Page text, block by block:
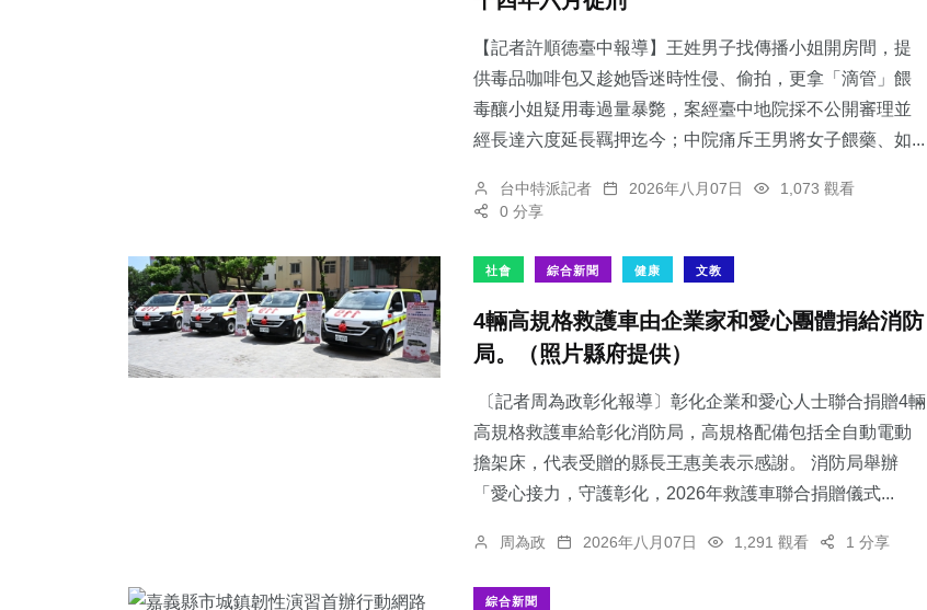
【記者許順德臺中報導】王姓男子找傳播小姐開房間，提
供毒品咖啡包又趁她昏迷時性侵、偷拍，更拿「滴管」餵
毒釀小姐疑用毒過量暴斃，案經臺中地院採不公開審理並
經長達六度延長羈押迄今；中院痛斥王男將女子餵藥、如...
台中特派記者 2026年八月07日
1,073 觀看
0 分享
社會 綜合新聞 健康 文教
4輛高規格救護車由企業家和愛心團體捐給消防
局。（照片縣府提供）
〔記者周為政彰化報導〕彰化企業和愛心人士聯合捐贈4輛
高規格救護車給彰化消防局，高規格配備包括全自動電動
擔架床，代表受贈的縣長王惠美表示感謝。 消防局舉辦
「愛心接力，守護彰化，2026年救護車聯合捐贈儀式...
周為政 2026年八月07日 1,291 觀看 1 分享
綜合新聞